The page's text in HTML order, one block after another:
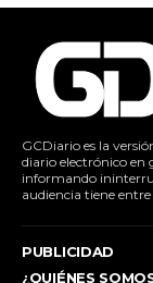
GCDiario es la
diario electrónico en
informando
audiencia tiene
PUBLICIDAD
¿QUIÉNES